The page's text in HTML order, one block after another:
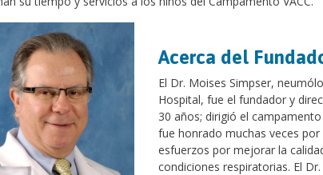
Acerca del
El Dr. Moises Simpser,
Hospital, fue el fundador y
30 años; dirigió el
fue honrado muchas veces
esfuerzos por mejorar la
condiciones respiratorias. El